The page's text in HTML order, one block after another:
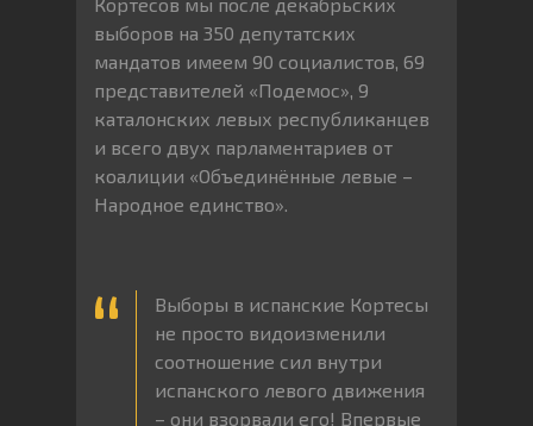
выборов на 350 депутатских
мандатов имеем 90 социалистов, 69
представителей «Подемос», 9
каталонских левых республиканцев
и всего двух парламентариев от
коалиции «Объединённые левые –
Народное единство».
Выборы в испанские Кортесы
не просто видоизменили
соотношение сил внутри
испанского левого движения
– они взорвали его! Впервые